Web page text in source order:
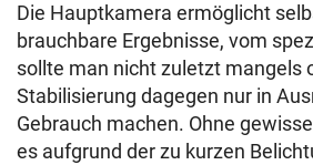
Die Hauptkamera ermöglicht
brauchbare Ergebnisse, vom
sollte man nicht zuletzt mangels
Stabilisierung dagegen nur in
Gebrauch machen. Ohne
es aufgrund der zu kurzen